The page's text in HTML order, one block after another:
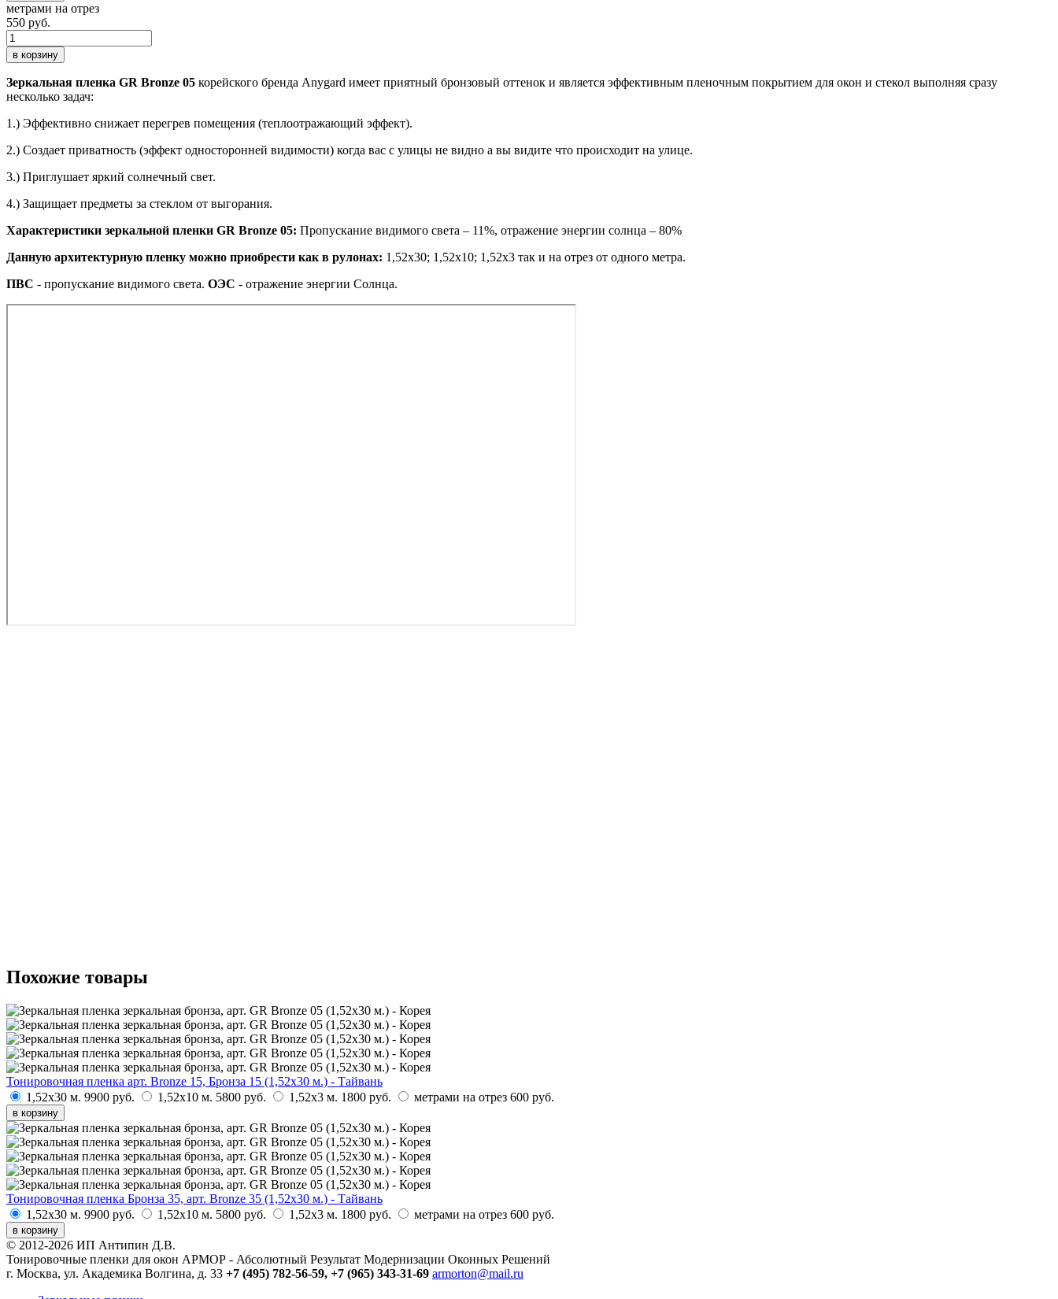
метрами на отрез
550 руб.
в корзину
Зеркальная пленка GR Bronze 05 корейского бренда Anygard имеет приятный бронзовый оттенок и является эффективным пленочным покрытием для окон и стекол выполняя сразу
несколько задач:
1.) Эффективно снижает перегрев помещения (теплоотражающий эффект).
2.) Создает приватность (эффект односторонней видимости) когда вас с улицы не видно а вы видите что происходит на улице.
3.) Приглушает яркий солнечный свет.
4.) Защищает предметы за стеклом от выгорания.
Характеристики зеркальной пленки GR Bronze 05: Пропускание видимого света – 11%, отражение энергии солнца – 80%
Данную архитектурную пленку можно приобрести как в рулонах: 1,52х30; 1,52х10; 1,52x3 так и на отрез от одного метра.
ПВС - пропускание видимого света. ОЭС - отражение энергии Солнца.
Похожие товары
Тонировочная пленка арт. Bronze 15, Бронза 15 (1,52х30 м.) - Тайвань
1,52х30 м. 9900 руб. 1,52х10 м. 5800 руб. 1,52х3 м. 1800 руб. метрами на отрез 600 руб.
в корзину
Тонировочная пленка Бронза 35, арт. Bronze 35 (1,52х30 м.) - Тайвань
1,52х30 м. 9900 руб. 1,52х10 м. 5800 руб. 1,52х3 м. 1800 руб. метрами на отрез 600 руб.
в корзину
© 2012-2026 ИП Антипин Д.В.
Тонировочные пленки для окон АРМОР - Абсолютный Результат Модернизации Оконных Решений
г. Москва, ул. Академика Волгина, д. 33 +7 (495) 782-56-59, +7 (965) 343-31-69 armorton@mail.ru